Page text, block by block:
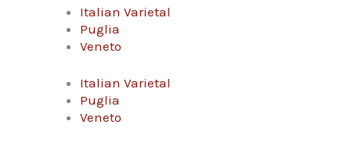
Italian Varietal
Puglia
Veneto
Italian Varietal
Puglia
Veneto